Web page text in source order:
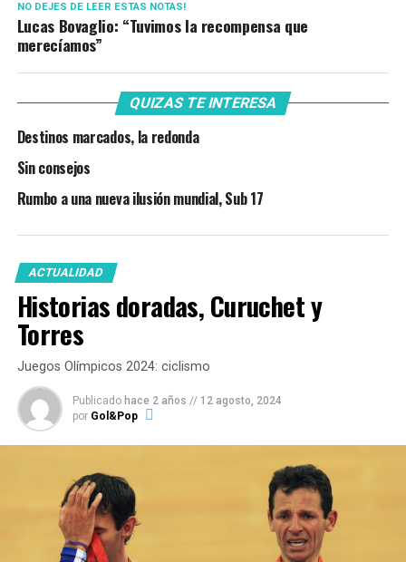
NO DEJES DE LEER ESTAS NOTAS!
Lucas Bovaglio: “Tuvimos la recompensa que
merecíamos”
QUIZAS TE INTERESA
Destinos marcados, la redonda
Sin consejos
Rumbo a una nueva ilusión mundial, Sub 17
ACTUALIDAD
Historias doradas, Curuchet y
Torres
Juegos Olímpicos 2024: ciclismo
Publicado hace 2 años // 12 agosto, 2024
por Gol&Pop